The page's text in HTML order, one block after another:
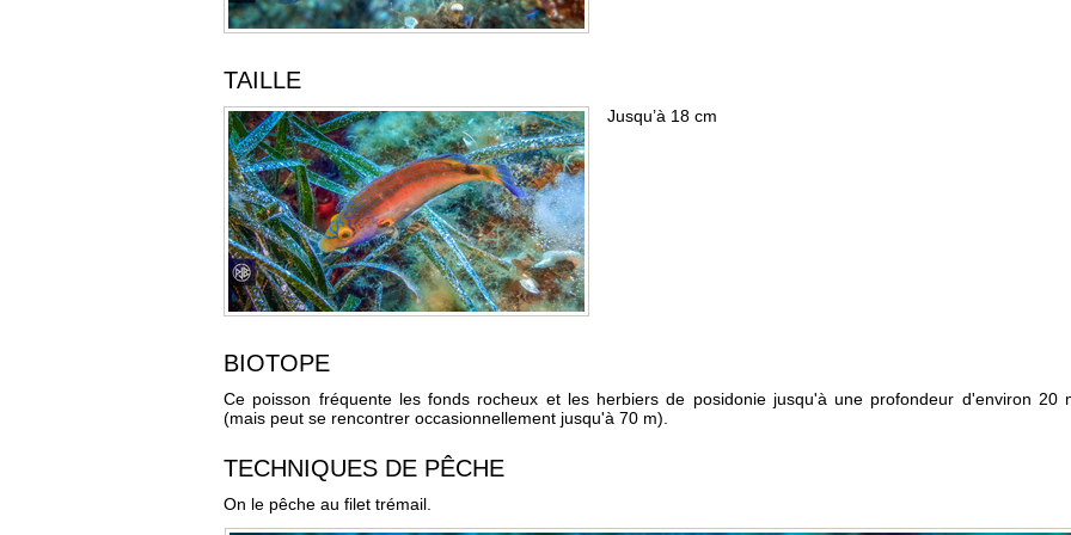
TAILLE
Jusqu’à 18 cm
BIOTOPE
Ce poisson fréquente les fonds rocheux et les herbiers de posidonie jusqu'à une profondeur d'environ 20
(mais peut se rencontrer occasionnellement jusqu'à 70 m).
TECHNIQUES DE PÊCHE
On le pêche au filet trémail.